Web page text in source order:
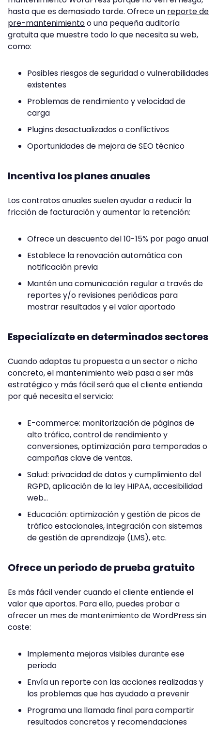
hasta que es demasiado tarde. Ofrece un reporte de
pre-mantenimientoo una pequeña auditoría
gratuita que muestre todo lo que necesita su web,
como:
Posibles riesgos de seguridad o vulnerabilidades
existentes
Problemas de rendimiento y velocidad de
carga
Plugins desactualizados o conflictivos
Oportunidades de mejora de SEO técnico
Incentiva los planes anuales
Los contratos anuales suelen ayudar a reducir la
fricción de facturación y aumentar la retención:
Ofrece un descuento del 10-15% por pago anual
Establece la renovación automática con
notificación previa
Mantén una comunicación regular a través de
reportes y/o revisiones periódicas para
mostrar resultados y el valor aportado
Especialízate en determinados sectores
Cuando adaptas tu propuesta a un sector o nicho
concreto, el mantenimiento web pasa a ser más
estratégico y más fácil será que el cliente entienda
por qué necesita el servicio:
E-commerce: monitorización de páginas de
alto tráfico, control de rendimiento y
conversiones, optimización para temporadas o
campañas clave de ventas.
Salud: privacidad de datos y cumplimiento del
RGPD, aplicación de la ley HIPAA, accesibilidad
web…
Educación: optimización y gestión de picos de
tráfico estacionales, integración con sistemas
de gestión de aprendizaje (LMS), etc.
Ofrece un periodo de prueba gratuito
Es más fácil vender cuando el cliente entiende el
valor que aportas. Para ello, puedes probar a
ofrecer un mes de mantenimiento de WordPress sin
coste:
Implementa mejoras visibles durante ese
periodo
Envía un reporte con las acciones realizadas y
los problemas que has ayudado a prevenir
Programa una llamada final para compartir
resultados concretos y recomendaciones